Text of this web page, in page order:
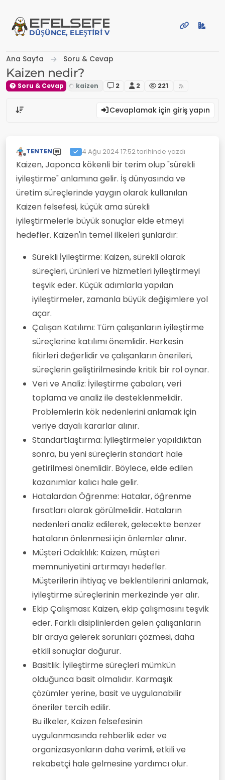
EFELSEFE
DÜŞÜNCE, ELEŞTIRI VE PAYLAŞIM PLATFORMU
Ana Sayfa Soru & Cevap
Kaizen nedir?
Soru & Cevap 2 2 221
Cevaplamak için giriş yapın
Çevrimdışı
TENTEN 4 Ağu 2024 17:52tarihinde yazdı
Son düzenleyen:
Kaizen, Japonca kökenli bir terim olup "sürekli
iyileştirme" anlamına gelir. İş dünyasında ve
üretim süreçlerinde yaygın olarak kullanılan
Kaizen felsefesi, küçük ama sürekli
iyileştirmelerle büyük sonuçlar elde etmeyi
hedefler. Kaizen'in temel ilkeleri şunlardır:
Sürekli İyileştirme: Kaizen, sürekli olarak
süreçleri, ürünleri ve hizmetleri iyileştirmeyi
teşvik eder. Küçük adımlarla yapılan
iyileştirmeler, zamanla büyük değişimlere yol
açar.
Çalışan Katılımı: Tüm çalışanların iyileştirme
süreçlerine katılımı önemlidir. Herkesin
fikirleri değerlidir ve çalışanların önerileri,
süreçlerin geliştirilmesinde kritik bir rol oynar.
Veri ve Analiz: İyileştirme çabaları, veri
toplama ve analiz ile desteklenmelidir.
Problemlerin kök nedenlerini anlamak için
veriye dayalı kararlar alınır.
Standartlaştırma: İyileştirmeler yapıldıktan
sonra, bu yeni süreçlerin standart hale
getirilmesi önemlidir. Böylece, elde edilen
kazanımlar kalıcı hale gelir.
Hatalardan Öğrenme: Hatalar, öğrenme
fırsatları olarak görülmelidir. Hataların
nedenleri analiz edilerek, gelecekte benzer
hataların önlenmesi için önlemler alınır.
Müşteri Odaklılık: Kaizen, müşteri
memnuniyetini artırmayı hedefler.
Müşterilerin ihtiyaç ve beklentilerini anlamak,
iyileştirme süreçlerinin merkezinde yer alır.
Ekip Çalışması: Kaizen, ekip çalışmasını teşvik
eder. Farklı disiplinlerden gelen çalışanların
bir araya gelerek sorunları çözmesi, daha
etkili sonuçlar doğurur.
Basitlik: İyileştirme süreçleri mümkün
olduğunca basit olmalıdır. Karmaşık
çözümler yerine, basit ve uygulanabilir
öneriler tercih edilir.
Bu ilkeler, Kaizen felsefesinin
uygulanmasında rehberlik eder ve
organizasyonların daha verimli, etkili ve
rekabetçi hale gelmesine yardımcı olur.